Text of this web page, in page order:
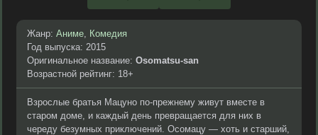
Жанр: Аниме, Комедия
Год выпуска: 2015
Оригинальное название: Osomatsu-san
Возрастной рейтинг: 18+
Взрослые братья Мацуно по-прежнему живут вместе в
старом доме, и каждый день превращается для них в
череду безумных приключений. Осомацу — хоть и старший,